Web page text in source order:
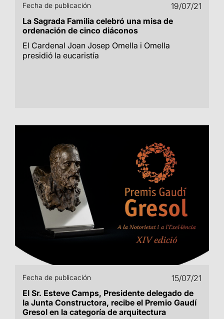
Fecha de publicación
19/07/21
La Sagrada Familia celebró una misa de
ordenación de cinco diáconos
El Cardenal Joan Josep Omella i Omella
presidió la eucaristía
Fecha de publicación
15/07/21
El Sr. Esteve Camps, Presidente delegado de
la Junta Constructora, recibe el Premio Gaudí
Gresol en la categoría de arquitectura